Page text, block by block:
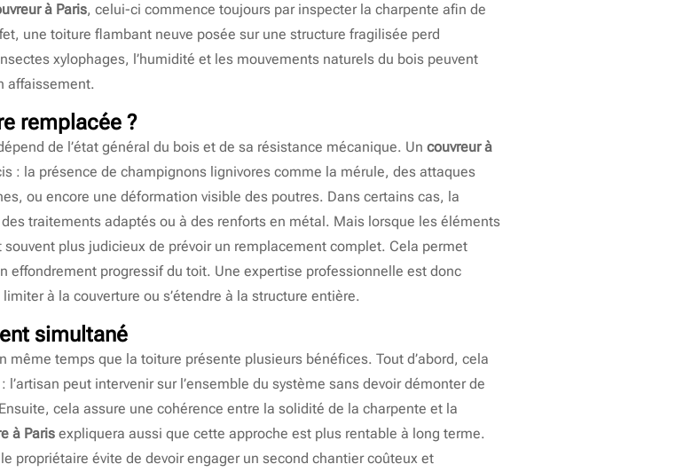
à Paris, celui-ci commence toujours par inspecter la charpente afin de
une toiture flambant neuve posée sur une structure fragilisée perd
xylophages, l’humidité et les mouvements naturels du bois peuvent
affaissement.
remplacée ?
de l’état général du bois et de sa résistance mécanique. Un couvreur à
: la présence de champignons lignivores comme la mérule, des attaques
ou encore une déformation visible des poutres. Dans certains cas, la
traitements adaptés ou à des renforts en métal. Mais lorsque les éléments
plus judicieux de prévoir un remplacement complet. Cela permet
effondrement progressif du toit. Une expertise professionnelle est donc
à la couverture ou s’étendre à la structure entière.
simultané
même temps que la toiture présente plusieurs bénéfices. Tout d’abord, cela
peut intervenir sur l’ensemble du système sans devoir démonter de
cela assure une cohérence entre la solidité de la charpente et la
à Paris expliquera aussi que cette approche est plus rentable à long terme.
propriétaire évite de devoir engager un second chantier coûteux et